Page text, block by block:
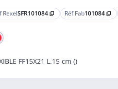
RexelSFR101084 content_copy Réf Fab101084 content_copy
FF15X21 L.15 cm ()